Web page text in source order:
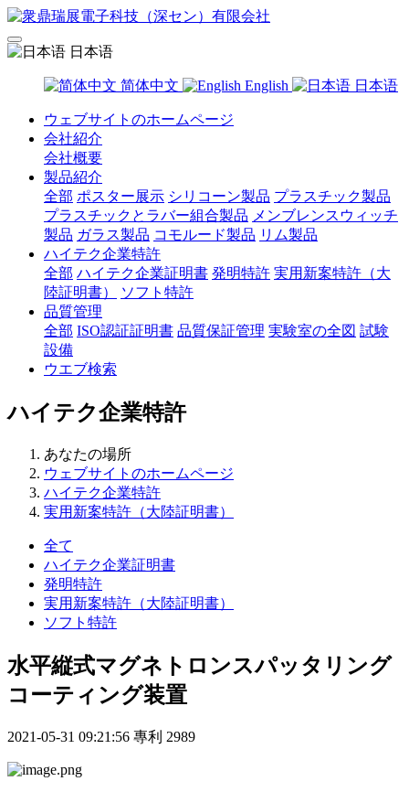
日本语
简体中文 English 日本语
ウェブサイトのホームページ
会社紹介
会社概要
製品紹介
全部 ポスター展示 シリコーン製品 プラスチック製品
プラスチックとラバー組合製品 メンブレンスウィッチ
製品 ガラス製品 コモルード製品 リム製品
ハイテク企業特許
全部 ハイテク企業証明書 発明特許 実用新案特許（大
陸証明書）
ソフト特許
品質管理
全部 ISO認証証明書 品質保証管理 実験室の全図 試験
設備
ウエブ検索
ハイテク企業特許
あなたの場所
ウェブサイトのホームページ
ハイテク企業特許
実用新案特許（大陸証明書）
全て
ハイテク企業証明書
発明特許
実用新案特許（大陸証明書）
ソフト特許
水平縦式マグネトロンスパッタリング
コーティング装置
2021-05-31 09:21:56 專利 2989